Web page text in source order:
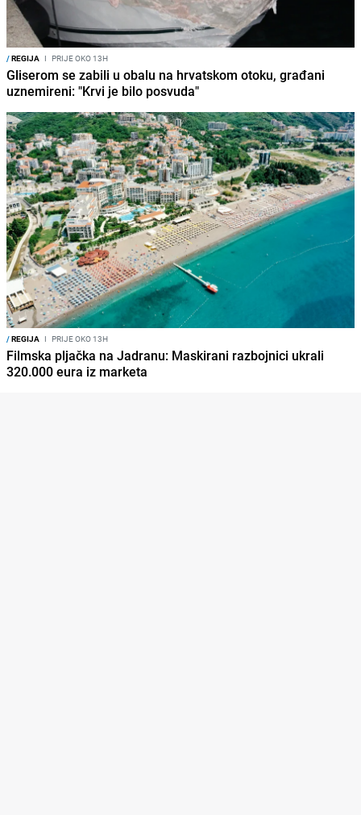
/REGIJA I PRIJE OKO 13H
Gliserom se zabili u obalu na hrvatskom otoku, građani
uznemireni: "Krvi je bilo posvuda"
/REGIJA I PRIJE OKO 13H
Filmska pljačka na Jadranu: Maskirani razbojnici ukrali
320.000 eura iz marketa